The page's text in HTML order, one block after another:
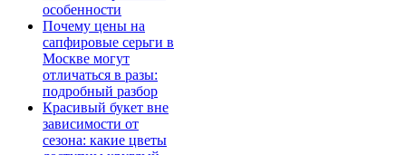
особенности
Почему цены на
сапфировые серьги в
Москве могут
отличаться в разы:
подробный разбор
Красивый букет вне
зависимости от
сезона: какие цветы